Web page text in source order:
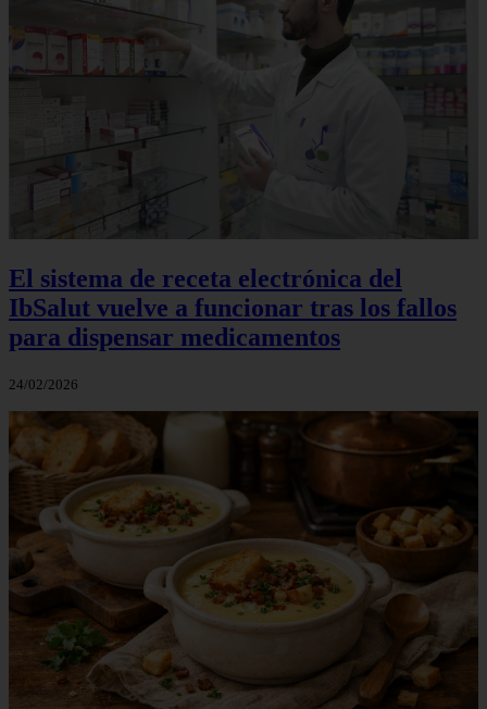
El sistema de receta electrónica del
IbSalut vuelve a funcionar tras los fallos
para dispensar medicamentos
24/02/2026